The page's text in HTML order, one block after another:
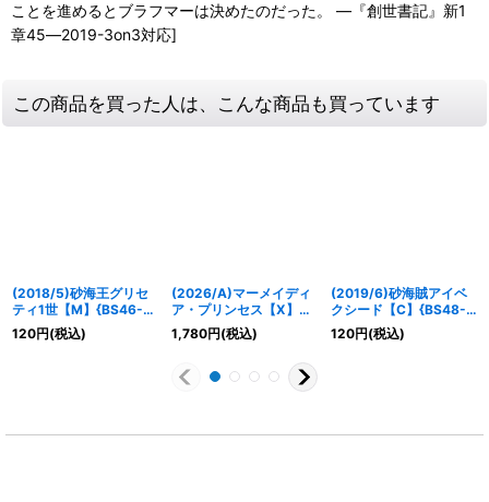
ことを進めるとブラフマーは決めたのだった。 ―『創世書記』新1
章45―2019-3on3対応]
この商品を買った人は、こんな商品も買っています
(2018/5)砂海王グリセ
ティ1世【M】{BS46-
079}《青》
120円(税込)
(2026/A)マーメイディ
ア・プリンセス【X】
{26RBS01-X08}《緑》
1,780円(税込)
(2019/6)砂海賊アイベ
クシード【C】{BS48-
060}《青》
120円(税込)